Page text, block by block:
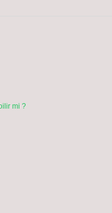
mi ?